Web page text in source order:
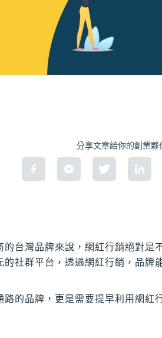
分享文章給你的創業夥
台灣品牌來說，網紅行銷絕對是
社群平台，透過網紅行銷，品牌
的品牌，更是需要提早利用網紅